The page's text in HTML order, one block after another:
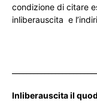
condizione di citare
inliberauscita e
Inliberauscita il